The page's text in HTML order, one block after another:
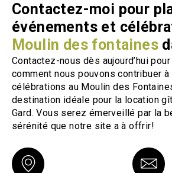
Contactez-moi pour
événements et
Moulin des fontaines
Contactez-nous dès aujourd’hui
comment nous pouvons contribuer
célébrations au Moulin des
destination idéale pour la location
Gard. Vous serez émerveillé par la
sérénité que notre site a à offrir!